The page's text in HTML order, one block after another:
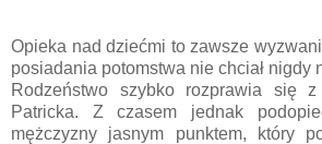
Opieka nad dziećmi to zawsze
posiadania potomstwa nie chciał nigdy
Rodzeństwo szybko rozprawia się
Patricka. Z czasem jednak
mężczyzny jasnym punktem, który